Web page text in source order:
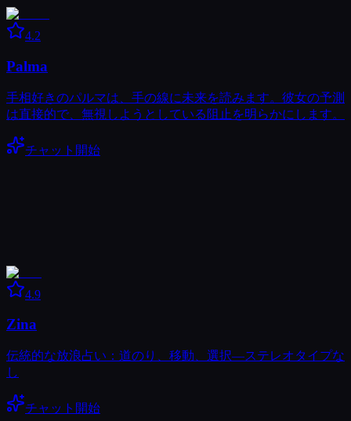
4.2
Palma
手相好きのパルマは、手の線に未来を読みます。彼女の予測
は直接的で、無視しようとしている阻止を明らかにします。
チャット開始
4.9
Zina
伝統的な放浪占い：道のり、移動、選択―ステレオタイプな
し
チャット開始